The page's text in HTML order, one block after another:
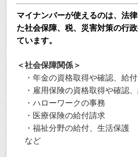
マイナンバーが使えるのは、法
た社会保障、税、災害対策の行
ています。
＜社会保障関係＞
・年金の資格取得や確認、給付
・雇用保険の資格取得や確認
・ハローワークの事務
・医療保険の給付請求
・福祉分野の給付、生活保護
など